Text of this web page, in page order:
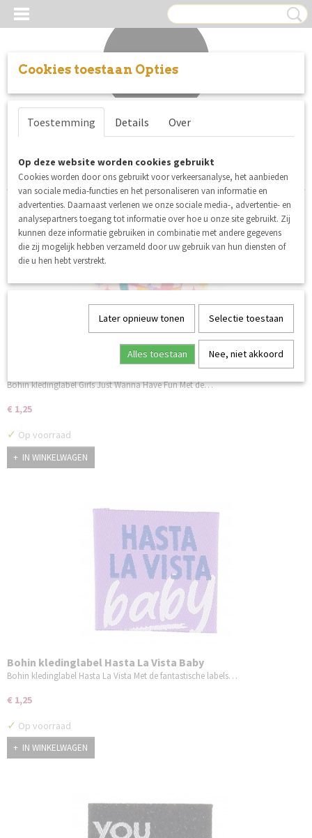
Inloggen Registreren
Bohin kledinglabel Girls Just Wanna Have Fun
Bohin kledinglabel Girls Just Wanna Have Fun Met de…
€ 1,25
✓ Op voorraad
IN WINKELWAGEN
Bohin kledinglabel Hasta La Vista Baby
Bohin kledinglabel Hasta La Vista Met de fantastische labels…
€ 1,25
✓ Op voorraad
IN WINKELWAGEN
Cookies toestaan Opties
Toestemming Details Over
Op deze website worden cookies gebruikt
Cookies worden door ons gebruikt voor verkeersanalyse, het aanbieden
van sociale media-functies en het personaliseren van informatie en
advertenties. Daarnaast verlenen we onze sociale media-, advertentie- en
analysepartners toegang tot informatie over hoe u onze site gebruikt. Zij
kunnen deze informatie gebruiken in combinatie met andere gegevens
die zij mogelijk hebben verzameld door uw gebruik van hun diensten of
die u hen hebt verstrekt.
Later opnieuw tonen Selectie toestaan
Alles toestaan Nee, niet akkoord